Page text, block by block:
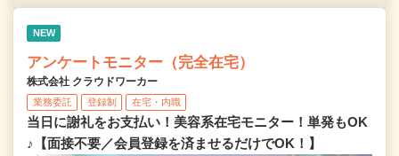
NEW
アンケートモニター（完全在宅）
株式会社 クラウドワーカー
業務委託 登録制 在宅・内職
当日に謝礼をお支払い！美容系在宅モニター！単発もOK
♪【面接不要／会員登録を済ませるだけでOK！】